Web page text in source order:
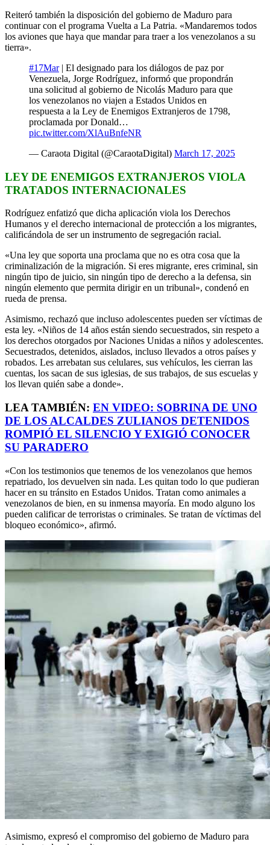
Reiteró también la disposición del gobierno de Maduro para
continuar con el programa Vuelta a La Patria. «Mandaremos todos
los aviones que haya que mandar para traer a los venezolanos a su
tierra».
#17Mar| El designado para los diálogos de paz por
Venezuela, Jorge Rodríguez, informó que propondrán
una solicitud al gobierno de Nicolás Maduro para que
los venezolanos no viajen a Estados Unidos en
respuesta a la Ley de Enemigos Extranjeros de 1798,
proclamada por Donald…
pic.twitter.com/XlAuBnfeNR
— Caraota Digital (@CaraotaDigital) March 17, 2025
LEY DE ENEMIGOS EXTRANJEROS VIOLA
TRATADOS INTERNACIONALES
Rodríguez enfatizó que dicha aplicación viola los Derechos
Humanos y el derecho internacional de protección a los migrantes,
calificándola de ser un instrumento de segregación racial.
«Una ley que soporta una proclama que no es otra cosa que la
criminalización de la migración. Si eres migrante, eres criminal, sin
ningún tipo de juicio, sin ningún tipo de derecho a la defensa, sin
ningún elemento que permita dirigir en un tribunal», condenó en
rueda de prensa.
Asimismo, rechazó que incluso adolescentes pueden ser víctimas de
esta ley. «Niños de 14 años están siendo secuestrados, sin respeto a
los derechos otorgados por Naciones Unidas a niños y adolescentes.
Secuestrados, detenidos, aislados, incluso llevados a otros países y
robados. Les arrebatan sus celulares, sus vehículos, les cierran las
cuentas, los sacan de sus iglesias, de sus trabajos, de sus escuelas y
los llevan quién sabe a donde».
LEA TAMBIÉN: EN VIDEO: SOBRINA DE UNO
DE LOS ALCALDES ZULIANOS DETENIDOS
ROMPIÓ EL SILENCIO Y EXIGIÓ CONOCER
SU PARADERO
«Con los testimonios que tenemos de los venezolanos que hemos
repatriado, los devuelven sin nada. Les quitan todo lo que pudieran
hacer en su tránsito en Estados Unidos. Tratan como animales a
venezolanos de bien, en su inmensa mayoría. En modo alguno los
pueden calificar de terroristas o criminales. Se tratan de víctimas del
bloqueo económico», afirmó.
Asimismo, expresó el compromiso del gobierno de Maduro para